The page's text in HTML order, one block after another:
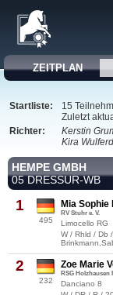
ZEITPLAN
Startliste:
15
Zuletzt
Richter:
Kerstin
Kira
HEMPE GMBH
05 DRESSUR-WB
1
495
Mia Sophie
RV Stuhr e. V.
Limocello RG
W / Rhld / Db
2
232
Zoe Marie
RSG Holzhausen
Danciano 8